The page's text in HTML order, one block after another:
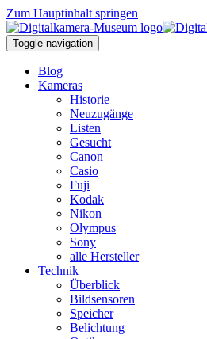
Zum Hauptinhalt springen
Toggle navigation
Blog
Kameras
Historie
Neuzugänge
Listen
Gesucht
Canon
Casio
Fuji
Kodak
Nikon
Olympus
Sony
alle Hersteller
Technik
Überblick
Bildsensoren
Speicher
Belichtung